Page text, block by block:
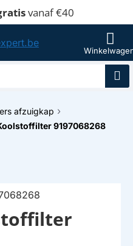
vanaf €40
afzuigkap
9197068268